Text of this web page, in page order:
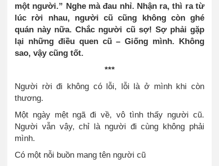
một người.” Nghe mà đau nhỉ. Nhận ra, thì ra từ
lúc rời nhau, người cũ cũng không còn ghé
quán này nữa. Chắc người cũ sợ! Sợ phải gặp
lại những điều quen cũ – Giống mình. Không
sao, vậy cũng tốt.
***
Người rời đi không có lỗi, lỗi là ở mình khi còn
thương.
Một ngày mệt ngã đi về, vô tình thấy người cũ.
Người vẫn vậy, chỉ là người đi cùng không phải
mình.
Có một nỗi buồn mang tên người cũ